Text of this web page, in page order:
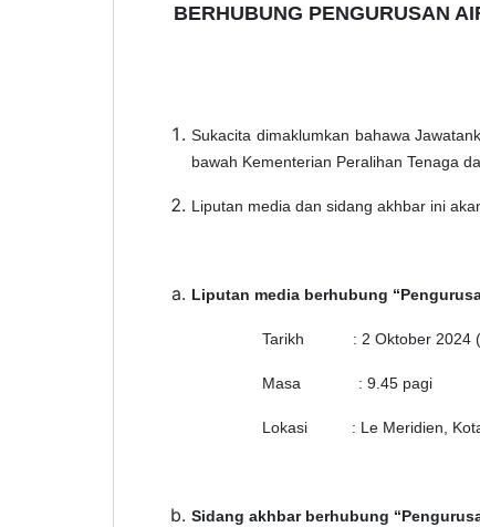
BERHUBUNG PENGURUSAN
Sukacita dimaklumkan bahawa
bawah Kementerian Peralihan Tenaga
Liputan media dan sidang akhbar ini
Liputan media berhubung
Tarikh : 2 Oktober 2024
Masa : 9.45 pagi
Lokasi : Le Meridien, Kota
Sidang akhbar berhubung